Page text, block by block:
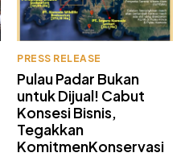
PRESS RELEASE
Pulau Padar Bukan
untuk Dijual! Cabut
Konsesi Bisnis,
Tegakkan
KomitmenKonservasi